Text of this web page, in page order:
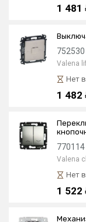
1 481
752530
Valena
Нет
1 482
770114
Valena
Нет
1 522